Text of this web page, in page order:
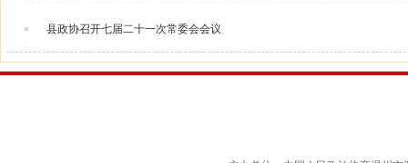
县政协召开七届二十一次常委会会议